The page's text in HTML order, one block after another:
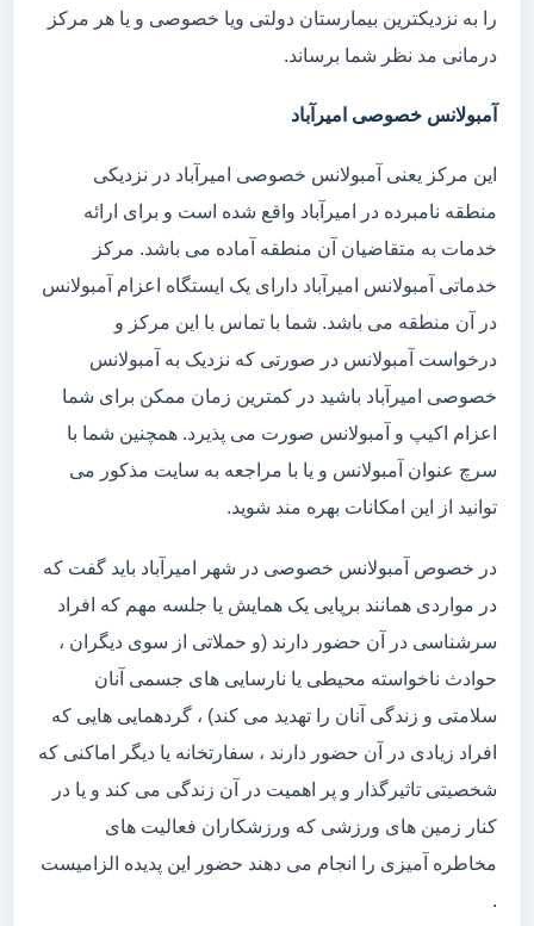
را به نزدیکترین بیمارستان دولتی ویا خصوصی و یا هر مرکز
درمانی مد نظر شما برساند.
آمبولانس خصوصی امیرآباد
این مرکز یعنی آمبولانس خصوصی امیرآباد در نزدیکی
منطقه نامبرده در امیرآباد واقع شده است و برای ارائه
خدمات به متقاضیان آن منطقه آماده می باشد. مرکز
خدماتی آمبولانس امیرآباد دارای یک ایستگاه اعزام آمبولانس
در آن منطقه می باشد. شما با تماس با این مرکز و
درخواست آمبولانس در صورتی که نزدیک به آمبولانس
خصوصی امیرآباد باشید در کمترین زمان ممکن برای شما
اعزام اکیپ و آمبولانس صورت می پذیرد. همچنین شما با
سرچ عنوان آمبولانس و یا با مراجعه به سایت مذکور می
توانید از این امکانات بهره مند شوید.
در خصوص آمبولانس خصوصی در شهر امیرآباد باید گفت که
در مواردی همانند برپایی یک همایش یا جلسه مهم که افراد
سرشناسی در آن حضور دارند (و حملاتی از سوی دیگران ،
حوادث ناخواسته محیطی یا نارسایی های جسمی آنان
سلامتی و زندگی آنان را تهدید می کند) ، گردهمایی هایی که
افراد زیادی در آن حضور دارند ، سفارتخانه یا دیگر اماکنی که
شخصیتی تاثیرگذار و پر اهمیت در آن زندگی می کند و یا در
کنار زمین های ورزشی که ورزشکاران فعالیت های
مخاطره آمیزی را انجام می دهند حضور این پدیده الزامیست
.